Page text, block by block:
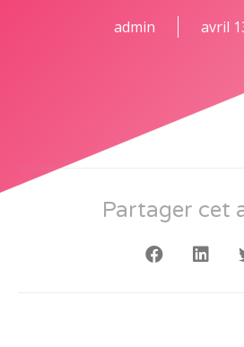
admin avril
Partager cet